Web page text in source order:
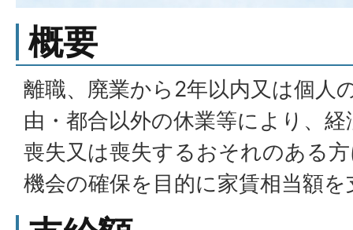
概要
離職、廃業から2年以内又は個人
由・都合以外の休業等により、
喪失又は喪失するおそれのある
機会の確保を目的に家賃相当額